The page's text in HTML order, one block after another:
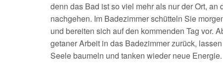
denn das Bad ist so viel mehr als nur der Ort, an
nachgehen. Im Badezimmer schütteln Sie
und bereiten sich auf den kommenden Tag vor.
getaner Arbeit in das Badezimmer zurück,
Seele baumeln und tanken wieder neue Energie.